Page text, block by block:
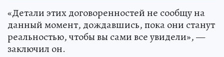
«Детали этих договоренностей не сообщу на
данный момент, дождавшись, пока они станут
реальностью, чтобы вы сами все увидели», —
заключил он.